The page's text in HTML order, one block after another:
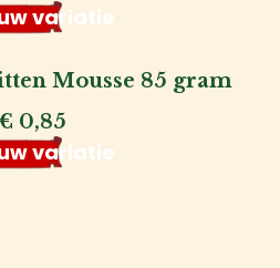
variatie
Mousse 85 gram
€ 0,85
variatie